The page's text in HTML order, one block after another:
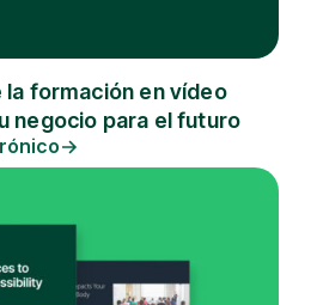
la formación en vídeo
negocio para el futuro